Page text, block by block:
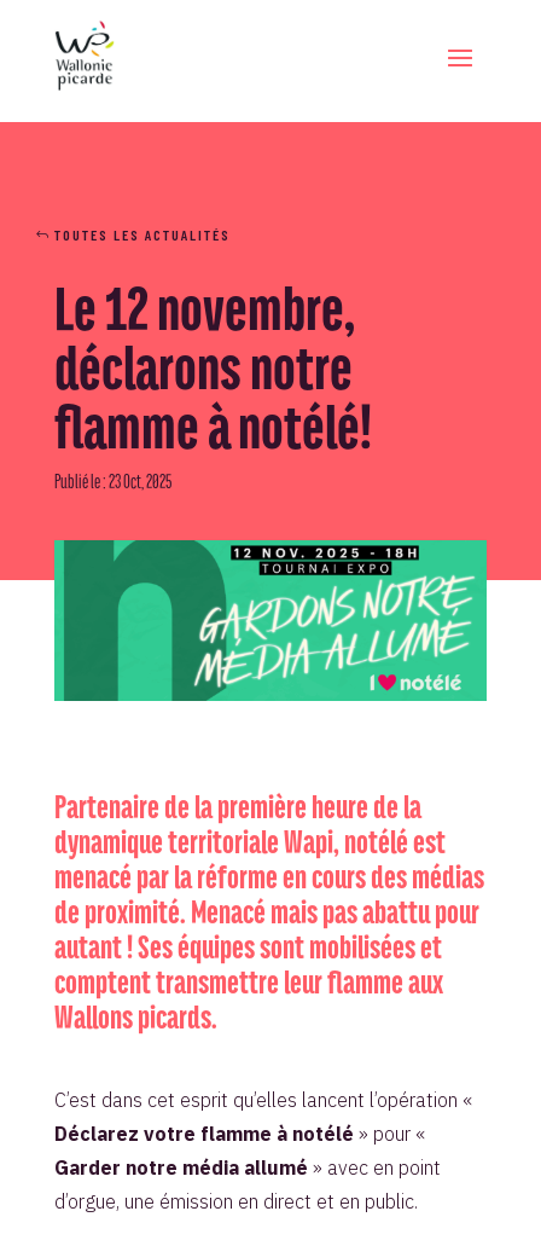
TOUTES LES ACTUALITÉS
Le 12 novembre,
déclarons notre
flamme à notélé!
Publié le : 23 Oct, 2025
Partenaire de la première heure de la
dynamique territoriale Wapi, notélé est
menacé par la réforme en cours des médias
de proximité. Menacé mais pas abattu pour
autant ! Ses équipes sont mobilisées et
comptent transmettre leur flamme aux
Wallons picards.
C’est dans cet esprit qu’elles lancent l’opération «
Déclarez votre flamme à notélé » pour «
Garder notre média allumé » avec en point
d’orgue, une émission en direct et en public.